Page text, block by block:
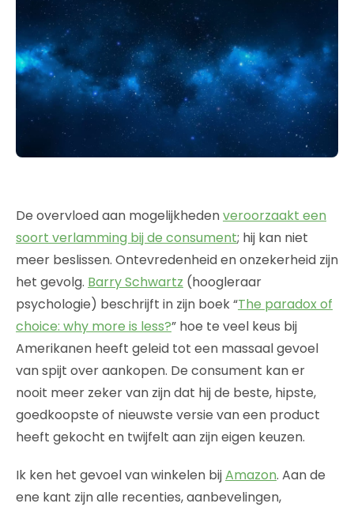
De overvloed aan mogelijkhedenveroorzaakt een
soort verlamming bij de consument; hij kan niet
meer beslissen. Ontevredenheid en onzekerheid zijn
het gevolg. Barry Schwartz (hoogleraar
psychologie) beschrijft in zijn boek “The paradox of
choice: why more is less?” hoe te veel keus bij
Amerikanen heeft geleid tot een massaal gevoel
van spijt over aankopen. De consument kan er
nooit meer zeker van zijn dat hij de beste, hipste,
goedkoopste of nieuwste versie van een product
heeft gekocht en twijfelt aan zijn eigen keuzen.
Ik ken het gevoel van winkelen bijAmazon. Aan de
ene kant zijn alle recenties, aanbevelingen,